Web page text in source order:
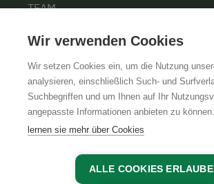
TEAM
KARRIERE
AGBIMPRESSUM
Wir verwenden Cookies
Wir setzen Cookies ein, um die Nutzung
analysieren, einschließlich Such- und
Suchbegriffen und um Ihnen auf Ihr
angepasste Informationen anbieten zu können.
lernen sie mehr über Cookies
ALLE COOKIES